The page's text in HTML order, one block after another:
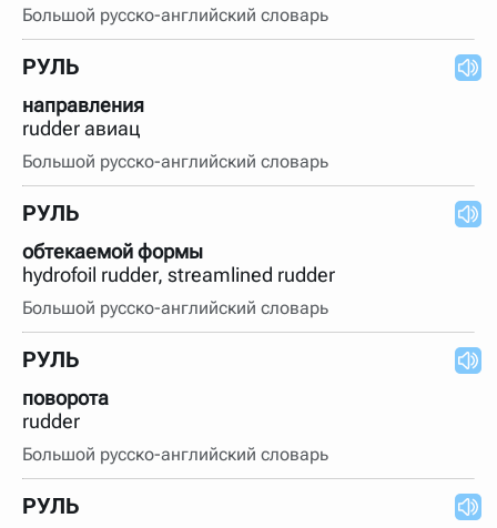
Большой русско-английский словарь
РУЛЬ
направления
rudder авиац
Большой русско-английский словарь
РУЛЬ
обтекаемой формы
hydrofoil rudder, streamlined rudder
Большой русско-английский словарь
РУЛЬ
поворота
rudder
Большой русско-английский словарь
РУЛЬ